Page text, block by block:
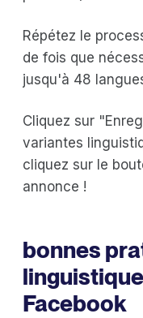
Répétez le
de fois que
jusqu'à 48
Cliquez sur
variantes
cliquez sur le
annonce !
bonnes
Facebook